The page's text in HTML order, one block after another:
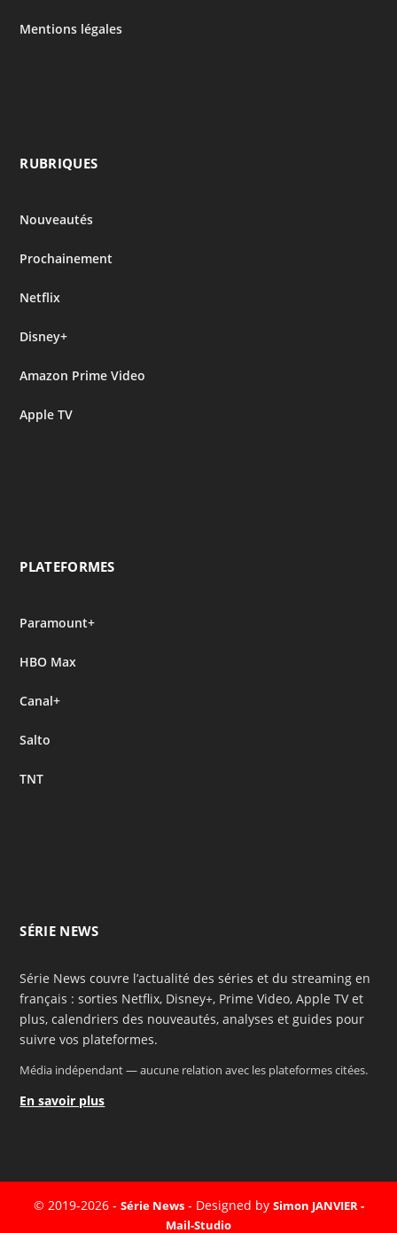
Mentions légales
RUBRIQUES
Nouveautés
Prochainement
Netflix
Disney+
Amazon Prime Video
Apple TV
PLATEFORMES
Paramount+
HBO Max
Canal+
Salto
TNT
SÉRIE NEWS
Série News couvre l’actualité des séries et du streaming en
français : sorties Netflix, Disney+, Prime Video, Apple TV et
plus, calendriers des nouveautés, analyses et guides pour
suivre vos plateformes.
Média indépendant — aucune relation avec les plateformes citées.
En savoir plus
© 2019-2026 - Série News- Designed by Simon JANVIER -
Mail-Studio